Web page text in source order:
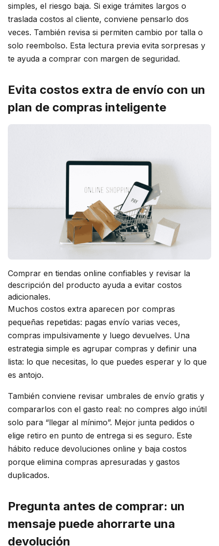
simples, el riesgo baja. Si exige trámites largos o
traslada costos al cliente, conviene pensarlo dos
veces. También revisa si permiten cambio por talla o
solo reembolso. Esta lectura previa evita sorpresas y
te ayuda a comprar con margen de seguridad.
Evita costos extra de envío con un
plan de compras inteligente
Comprar en tiendas online confiables y revisar la
descripción del producto ayuda a evitar costos
adicionales.
Muchos costos extra aparecen por compras
pequeñas repetidas: pagas envío varias veces,
compras impulsivamente y luego devuelves. Una
estrategia simple es agrupar compras y definir una
lista: lo que necesitas, lo que puedes esperar y lo que
es antojo.
También conviene revisar umbrales de envío gratis y
compararlos con el gasto real: no compres algo inútil
solo para “llegar al mínimo”. Mejor junta pedidos o
elige retiro en punto de entrega si es seguro. Este
hábito reduce devoluciones online y baja costos
porque elimina compras apresuradas y gastos
duplicados.
Pregunta antes de comprar: un
mensaje puede ahorrarte una
devolución